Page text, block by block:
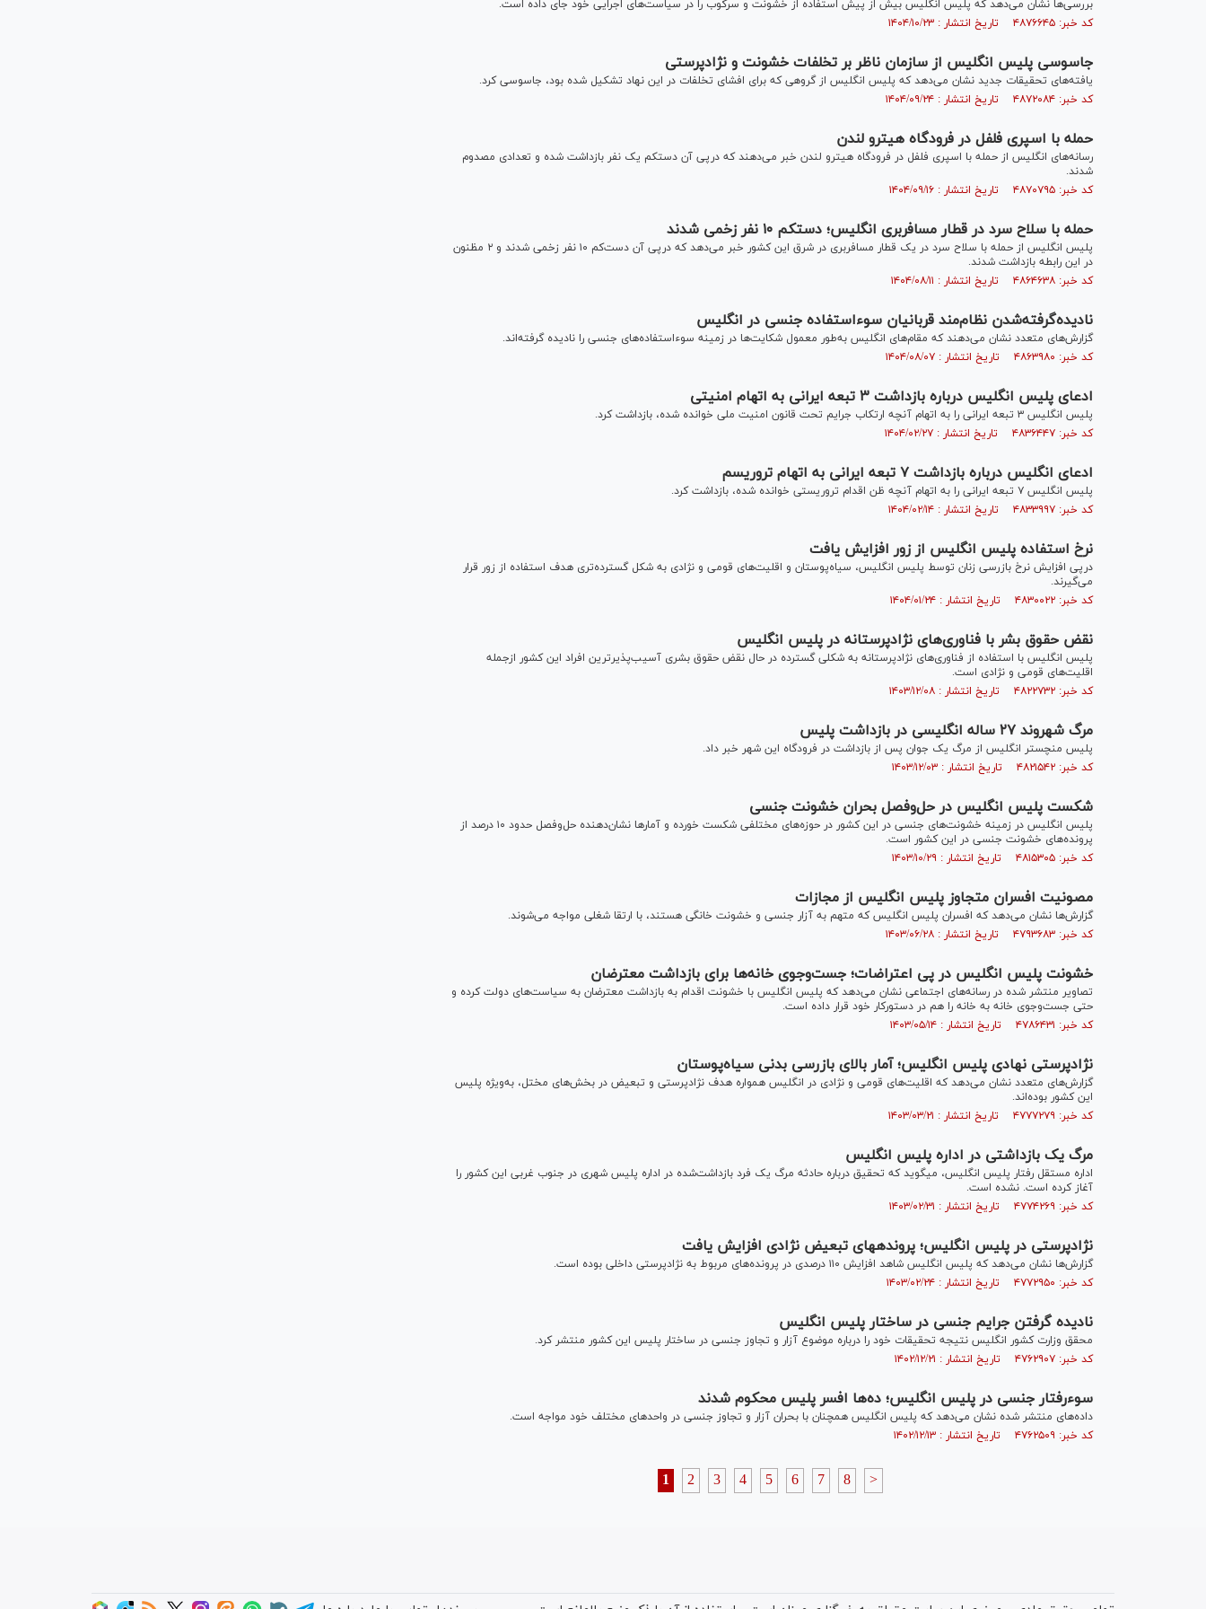
بررسی‌ها نشان می‌دهد که پلیس انگلیس بیش از پیش استفاده از خشونت و سرکوب را در سیاست‌های اجرایی خود جای داده است.
کد خبر: ۴۸۷۶۶۴۵ تاریخ انتشار : ۱۴۰۴/۱۰/۲۳
جاسوسی پلیس انگلیس از سازمان ناظر بر تخلفات خشونت و نژادپرستی
یافته‌های تحقیقات جدید نشان می‌دهد که پلیس انگلیس از گروهی که برای افشای تخلفات در این نهاد تشکیل شده بود، جاسوسی کرد.
کد خبر: ۴۸۷۲۰۸۴ تاریخ انتشار : ۱۴۰۴/۰۹/۲۴
حمله با اسپری فلفل در فرودگاه هیترو لندن
رسانه‌های انگلیس از حمله با اسپری فلفل در فرودگاه هیترو لندن خبر می‌دهند که درپی آن دست‎کم یک نفر بازداشت شده و تعدادی مصدوم
شدند.
کد خبر: ۴۸۷۰۷۹۵ تاریخ انتشار : ۱۴۰۴/۰۹/۱۶
حمله با سلاح سرد در قطار مسافربری انگلیس؛ دستکم ۱۰ نفر زخمی شدند
پلیس انگلیس از حمله با سلاح سرد در یک قطار مسافربری در شرق این کشور خبر می‌دهد که درپی آن دست‌کم ۱۰ نفر زخمی شدند و ۲ مظنون
در این رابطه بازداشت شدند.
کد خبر: ۴۸۶۴۶۳۸ تاریخ انتشار : ۱۴۰۴/۰۸/۱۱
نادیده‌گرفته‌شدن نظام‌مند قربانیان سوءاستفاده جنسی در انگلیس
گزارش‌های متعدد نشان می‌دهند که مقام‌های انگلیس به‌طور معمول شکایت‌ها در زمینه سوءاستفاده‌های جنسی را نادیده گرفته‌اند.
کد خبر: ۴۸۶۳۹۸۰ تاریخ انتشار : ۱۴۰۴/۰۸/۰۷
ادعای پلیس انگلیس درباره بازداشت ۳ تبعه ایرانی به اتهام امنیتی
پلیس انگلیس ۳ تبعه ایرانی را به اتهام آنچه ارتکاب جرایم تحت قانون امنیت ملی خوانده شده، بازداشت کرد.
کد خبر: ۴۸۳۶۴۴۷ تاریخ انتشار : ۱۴۰۴/۰۲/۲۷
ادعای انگلیس درباره بازداشت ۷ تبعه ایرانی به اتهام تروریسم
پلیس انگلیس ۷ تبعه ایرانی را به اتهام آنچه ظن اقدام تروریستی خوانده شده، بازداشت کرد.
کد خبر: ۴۸۳۳۹۹۷ تاریخ انتشار : ۱۴۰۴/۰۲/۱۴
نرخ استفاده پلیس انگلیس از زور افزایش یافت
درپی افزایش نرخ بازرسی زنان توسط پلیس انگلیس، سیاه‌پوستان ‌و اقلیت‌های قومی و نژادی به شکل‌ گسترده‌تری هدف استفاده از زور قرار
می‌گیرند.
کد خبر: ۴۸۳۰۰۲۲ تاریخ انتشار : ۱۴۰۴/۰۱/۲۴
نقض حقوق بشر با فناوری‌های نژادپرستانه در پلیس انگلیس
پلیس انگلیس با استفاده از فناوری‌های نژادپرستانه به شکلی گسترده در حال نقض حقوق بشری آسیب‌پذیرترین افراد این کشور ازجمله
اقلیت‌های قومی و نژادی است.
کد خبر: ۴۸۲۲۷۳۲ تاریخ انتشار : ۱۴۰۳/۱۲/۰۸
مرگ شهروند ۲۷ ساله انگلیسی در بازداشت پلیس
پلیس منچستر انگلیس از مرگ یک جوان پس از بازداشت در فرودگاه این شهر خبر داد.
کد خبر: ۴۸۲۱۵۴۲ تاریخ انتشار : ۱۴۰۳/۱۲/۰۳
شکست پلیس انگلیس در حل‌وفصل بحران خشونت جنسی
پلیس انگلیس در زمینه خشونت‌های جنسی در این کشور در حوزه‌های مختلفی شکست خورده و آمار‌ها نشان‌دهنده حل‌وفصل حدود ۱۰ درصد از
پرونده‌های خشونت جنسی در این کشور است.
کد خبر: ۴۸۱۵۳۰۵ تاریخ انتشار : ۱۴۰۳/۱۰/۲۹
مصونیت افسران متجاوز پلیس انگلیس از مجازات
گزارش‌ها نشان ‌می‌دهد که افسران پلیس انگلیس که متهم به آزار جنسی و خشونت خانگی هستند، با ارتقا شغلی مواجه می‌شوند.
کد خبر: ۴۷۹۳۶۸۳ تاریخ انتشار : ۱۴۰۳/۰۶/۲۸
خشونت پلیس انگلیس در پی اعتراضات؛ جست‌وجوی خانه‌ها برای بازداشت معترضان
تصاویر منتشر شده در رسانه‌های اجتماعی نشان می‌دهد که پلیس انگلیس با خشونت اقدام به بازداشت معترضان به سیاست‌های دولت کرده و
حتی جست‌وجوی خانه به خانه را هم در دستورکار خود قرار داده است.
کد خبر: ۴۷۸۶۴۳۱ تاریخ انتشار : ۱۴۰۳/۰۵/۱۴
نژادپرستی نهادی پلیس انگلیس؛ آمار بالای بازرسی بدنی سیاه‌پوستان
گزارش‌های متعدد نشان می‌دهد که اقلیت‌های قومی و نژادی در انگلیس همواره هدف نژادپرستی و تبعیض در بخش‌های مختل، به‌ویژه پلیس
این کشور بوده‌اند.
کد خبر: ۴۷۷۷۲۷۹ تاریخ انتشار : ۱۴۰۳/۰۳/۲۱
مرگ یک بازداشتی در اداره پلیس انگلیس
اداره مستقل رفتار پلیس انگلیس، می‎گوید که تحقیق درباره حادثه مرگ یک فرد بازداشت‌شده در اداره پلیس شهری در جنوب غربی این کشور را
آغاز کرده است. نشده است.
کد خبر: ۴۷۷۴۲۶۹ تاریخ انتشار : ۱۴۰۳/۰۲/۳۱
نژادپرستی در پلیس انگلیس؛ پرونده‎های تبعیض نژادی افزایش یافت
گزارش‌ها نشان می‌دهد که پلیس انگلیس شاهد افزایش ۱۱۰ درصدی در پرونده‌های مربوط به نژادپرستی داخلی بوده است.
کد خبر: ۴۷۷۲۹۵۰ تاریخ انتشار : ۱۴۰۳/۰۲/۲۴
نادیده گرفتن جرایم جنسی در ساختار پلیس انگلیس
محقق وزارت کشور انگلیس نتیجه تحقیقات خود را درباره موضوع آزار و تجاوز جنسی در ساختار پلیس این کشور منتشر کرد.
کد خبر: ۴۷۶۲۹۰۷ تاریخ انتشار : ۱۴۰۲/۱۲/۲۱
سوءرفتار جنسی در پلیس انگلیس؛ ده‌ها افسر پلیس محکوم شدند
داده‌های منتشر شده نشان می‌دهد که پلیس انگلیس همچنان با بحران آزار و تجاوز جنسی در واحدهای مختلف خود مواجه است.
کد خبر: ۴۷۶۲۵۰۹ تاریخ انتشار : ۱۴۰۲/۱۲/۱۳
1 2 3 4 5 6 7 8 >